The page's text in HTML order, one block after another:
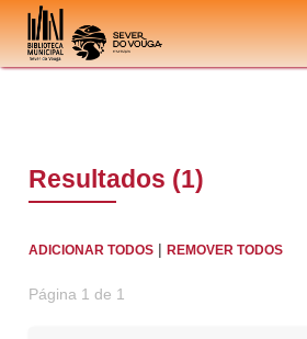
Ir para o conteúdo
Resultados (1)
ADICIONAR TODOS |REMOVER TODOS
Página 1 de 1